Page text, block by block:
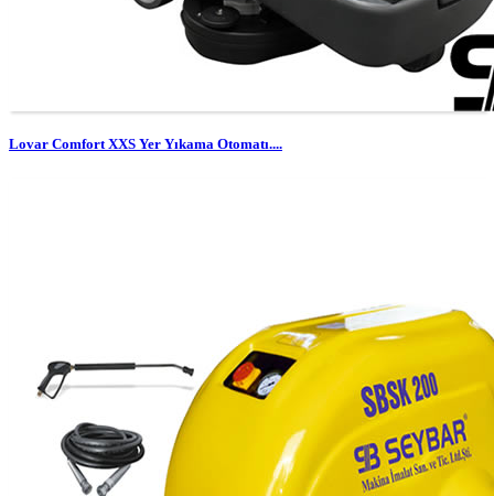
Lovar Comfort XXS Yer Yıkama Otomatı....